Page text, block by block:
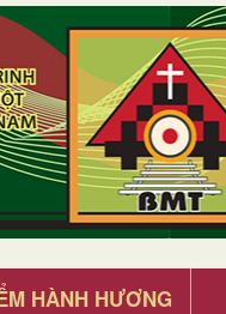
HÀNH HƯƠNG